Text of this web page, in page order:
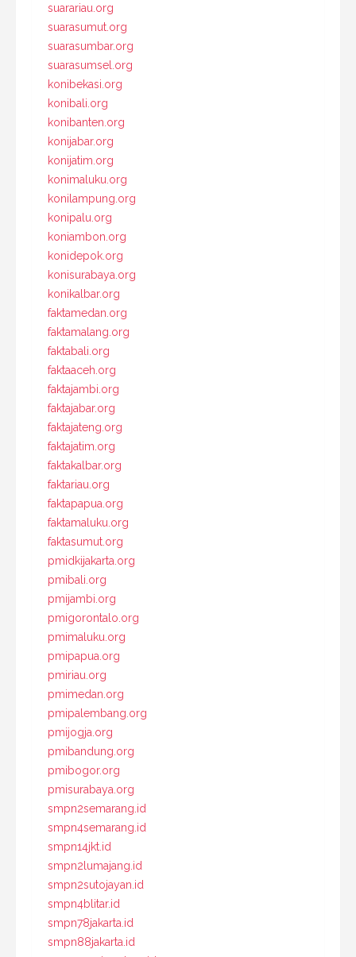
suarariau.org
suarasumut.org
suarasumbar.org
suarasumsel.org
konibekasi.org
konibali.org
konibanten.org
konijabar.org
konijatim.org
konimaluku.org
konilampung.org
konipalu.org
koniambon.org
konidepok.org
konisurabaya.org
konikalbar.org
faktamedan.org
faktamalang.org
faktabali.org
faktaaceh.org
faktajambi.org
faktajabar.org
faktajateng.org
faktajatim.org
faktakalbar.org
faktariau.org
faktapapua.org
faktamaluku.org
faktasumut.org
pmidkijakarta.org
pmibali.org
pmijambi.org
pmigorontalo.org
pmimaluku.org
pmipapua.org
pmiriau.org
pmimedan.org
pmipalembang.org
pmijogja.org
pmibandung.org
pmibogor.org
pmisurabaya.org
smpn2semarang.id
smpn4semarang.id
smpn14jkt.id
smpn2lumajang.id
smpn2sutojayan.id
smpn4blitar.id
smpn78jakarta.id
smpn88jakarta.id